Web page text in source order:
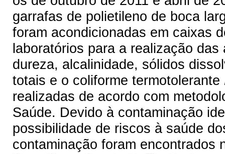
garrafas de polietileno de boca
foram acondicionadas em caixas
laboratórios para a realização
dureza, alcalinidade, sólidos
totais e o coliforme termotolerante
realizadas de acordo com
Saúde. Devido à contaminação
possibilidade de riscos à saúde
contaminação foram encontrados